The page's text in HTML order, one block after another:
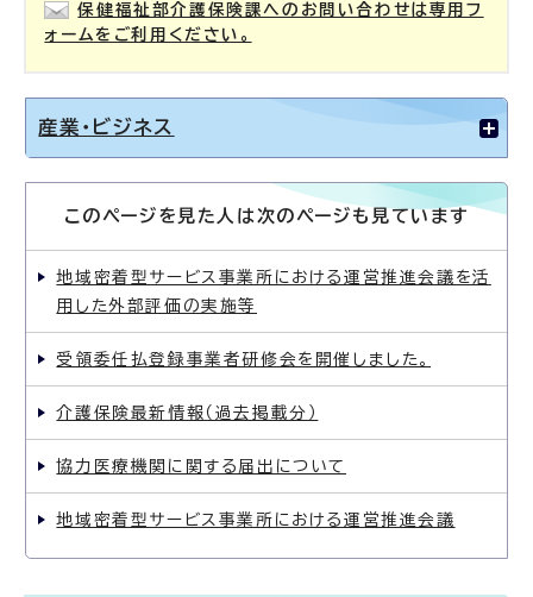
保健福祉部介護保険課へのお問い合わせは専用フ
ォームをご利用ください。
産業・ビジネス
このページを見た人は次のページも見ています
地域密着型サービス事業所における運営推進会議を活
用した外部評価の実施等
受領委任払登録事業者研修会を開催しました。
介護保険最新情報（過去掲載分）
協力医療機関に関する届出について
地域密着型サービス事業所における運営推進会議